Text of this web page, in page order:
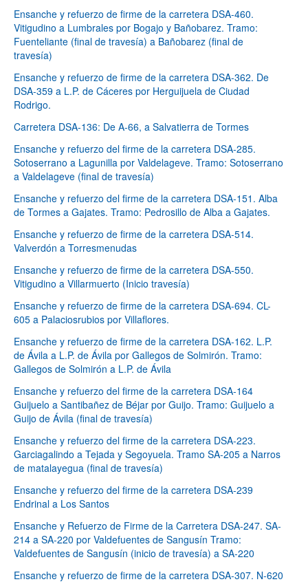
Ensanche y refuerzo de firme de la carretera DSA-460.
Vitigudino a Lumbrales por Bogajo y Bañobarez. Tramo:
Fuenteliante (final de travesía) a Bañobarez (final de
travesía)
Ensanche y refuerzo de firme de la carretera DSA-362. De
DSA-359 a L.P. de Cáceres por Herguijuela de Ciudad
Rodrigo.
Carretera DSA-136: De A-66, a Salvatierra de Tormes
Ensanche y refuerzo del firme de la carretera DSA-285.
Sotoserrano a Lagunilla por Valdelageve. Tramo: Sotoserrano
a Valdelageve (final de travesía)
Ensanche y refuerzo del firme de la carretera DSA-151. Alba
de Tormes a Gajates. Tramo: Pedrosillo de Alba a Gajates.
Ensanche y refuerzo de firme de la carretera DSA-514.
Valverdón a Torresmenudas
Ensanche y refuerzo de firme de la carretera DSA-550.
Vitigudino a Villarmuerto (Inicio travesía)
Ensanche y refuerzo de firme de la carretera DSA-694. CL-
605 a Palaciosrubios por Villaflores.
Ensanche y refuerzo de firme de la carretera DSA-162. L.P.
de Ávila a L.P. de Ávila por Gallegos de Solmirón. Tramo:
Gallegos de Solmirón a L.P. de Ávila
Ensanche y refuerzo del firme de la carretera DSA-164
Guijuelo a Santibañez de Béjar por Guijo. Tramo: Guijuelo a
Guijo de Ávila (final de travesía)
Ensanche y refuerzo del firme de la carretera DSA-223.
Garciagalindo a Tejada y Segoyuela. Tramo SA-205 a Narros
de matalayegua (final de travesía)
Ensanche y refuerzo del firme de la carretera DSA-239
Endrinal a Los Santos
Ensanche y Refuerzo de Firme de la Carretera DSA-247. SA-
214 a SA-220 por Valdefuentes de Sangusín Tramo:
Valdefuentes de Sangusín (inicio de travesía) a SA-220
Ensanche y refuerzo de firme de la carretera DSA-307. N-620